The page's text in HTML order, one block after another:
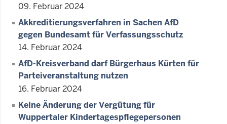
09. Februar 2024
Akkreditierungsverfahren in Sachen AfD
gegen Bundesamt für Verfassungsschutz
14. Februar 2024
AfD-Kreisverband darf Bürgerhaus Kürten für
Parteiveranstaltung nutzen
16. Februar 2024
Keine Änderung der Vergütung für
Wuppertaler Kindertagespflegepersonen